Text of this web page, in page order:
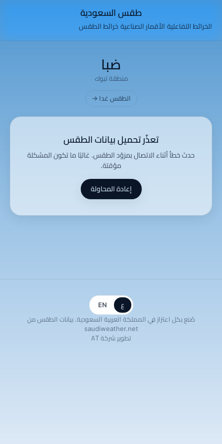
طقس السعودية
الخرائط التفاعليةالأقمار الصناعيةخرائط الطقس
ضبا
منطقة تبوك
الطقس غدا →
تعذّر تحميل بيانات الطقس
حدث خطأ أثناء الاتصال بمزوّد الطقس. غالبًا ما تكون المشكلة
مؤقتة.
إعادة المحاولة
ع EN
صُنع بكل اعتزاز في المملكة العربية السعودية. بيانات الطقس من
saudiweather.net
تطوير شركة AT